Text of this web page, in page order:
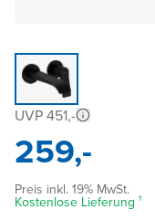
UVP 451,-
259,-
Preis inkl. 19% MwSt.
Kostenlose Lieferung ¹